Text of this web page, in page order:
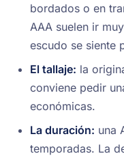
bordados o en
AAA suelen ir
escudo se siente
El tallaje: la
conviene pedir
económicas.
La duración: una
temporadas. La